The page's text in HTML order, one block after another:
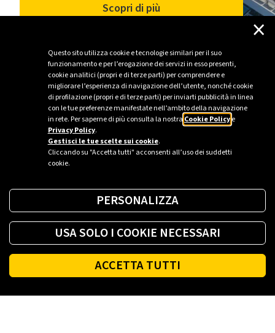
Questo sito utilizza cookie e tecnologie similari per il suo
funzionamento e per l’erogazione dei servizi in esso presenti,
cookie analitici (propri e di terze parti) per comprendere e
migliorare l’esperienza di navigazione dell’utente, nonché cookie
di profilazione (propri e di terze parti) per inviarti pubblicità in linea
con le tue preferenze manifestate nell’ambito della navigazione
in rete. Per saperne di più consulta la nostra Cookie Policye
Privacy Policy.
Gestisci le tue scelte sui cookie.
Cliccando su "Accetta tutti" acconsenti all’uso dei suddetti
cookie.
×
PERSONALIZZA
USA SOLO I COOKIE NECESSARI
ACCETTA TUTTI
Scopri di più